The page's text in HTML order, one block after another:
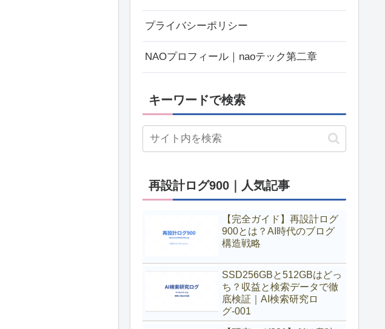
プライバシーポリシー
NAOプロフィール｜naoテック第二章
キーワードで検索
再設計ログ900｜人気記事
【完全ガイド】再設計ログ
900とは？AI時代のブログ
構造戦略
SSD256GBと512GBはどっ
ち？収益と検索データで徹
底検証｜AI検索研究ロ
グ-001